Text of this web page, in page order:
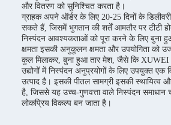
और वितरण को सुनिश्चित करता है।
ग्राहक अपने ऑर्डर के लिए 20-25 दिनों के
सकते हैं, जिसमें भुगतान की शर्तें आमतौर पर टीटी
निस्पंदन आवश्यकताओं को पूरा करने के लिए बुना
क्षमता इसकी अनुकूलन क्षमता और उपयोगिता को
कुल मिलाकर, बुना हुआ तार मेश, जैसे कि XUWEI
उद्योगों में निस्पंदन अनुप्रयोगों के लिए उपयुक्त
उत्पाद है। इसकी पीतल सामग्री इसकी स्थायित्व
है, जिससे यह उच्च-गुणवत्ता वाले निस्पंदन समाधान
लोकप्रिय विकल्प बन जाता है।